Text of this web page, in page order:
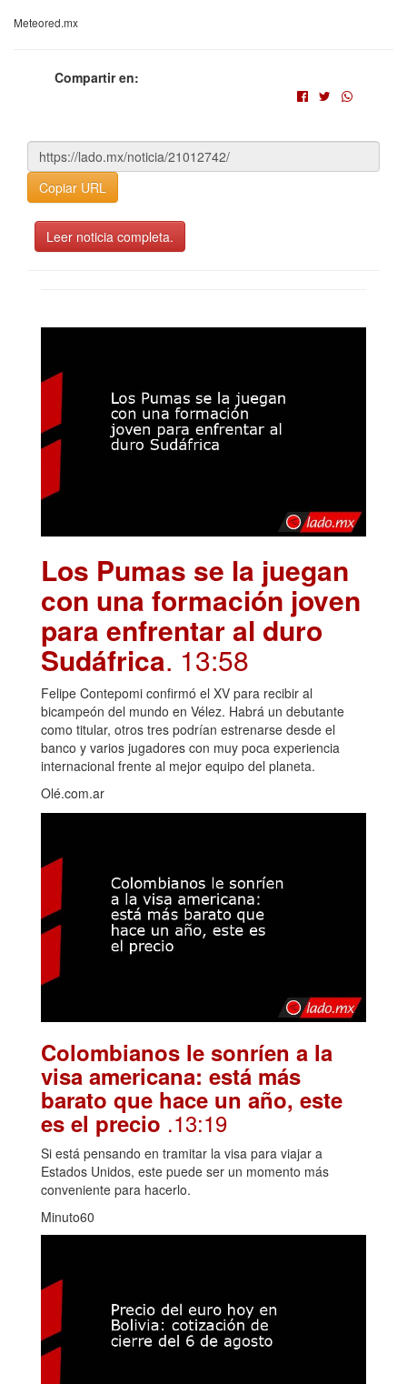
Meteored.mx
Compartir en:
Copiar URL
Leer noticia completa.
Los Pumas se la juegan
con una formación joven
para enfrentar al duro
Sudáfrica. 13:58
Felipe Contepomi confirmó el XV para recibir al
bicampeón del mundo en Vélez. Habrá un debutante
como titular, otros tres podrían estrenarse desde el
banco y varios jugadores con muy poca experiencia
internacional frente al mejor equipo del planeta.
Olé.com.ar
Colombianos le sonríen a la
visa americana: está más
barato que hace un año, este
es el precio .13:19
Si está pensando en tramitar la visa para viajar a
Estados Unidos, este puede ser un momento más
conveniente para hacerlo.
Minuto60